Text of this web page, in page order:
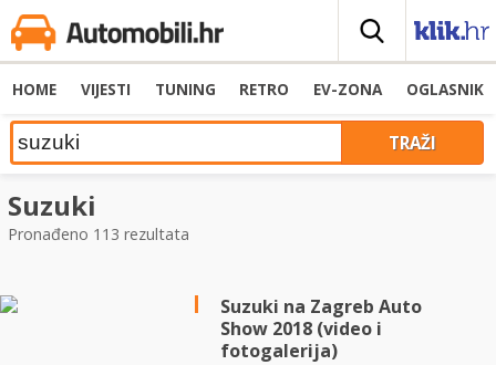
HOME VIJESTI TUNING RETRO EV-ZONA OGLASNIK
Suzuki
Pronađeno 113 rezultata
Suzuki na Zagreb Auto
Show 2018 (video i
fotogalerija)